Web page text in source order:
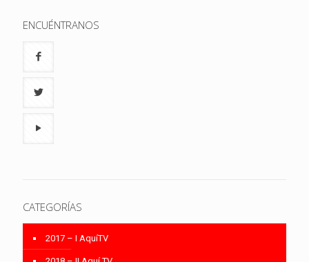
ENCUÉNTRANOS
CATEGORÍAS
2017 – I AquíTV